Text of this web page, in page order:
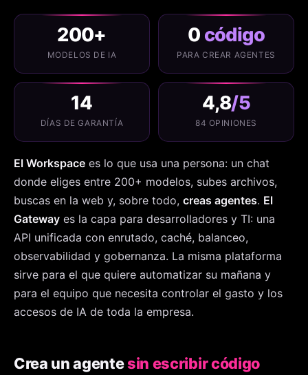
200+
MODELOS DE IA
0 código
PARA CREAR AGENTES
14
DÍAS DE GARANTÍA
4,8/5
84 OPINIONES
El Workspace es lo que usa una persona: un chat
donde eliges entre 200+ modelos, subes archivos,
buscas en la web y, sobre todo, creas agentes. El
Gateway es la capa para desarrolladores y TI: una
API unificada con enrutado, caché, balanceo,
observabilidad y gobernanza. La misma plataforma
sirve para el que quiere automatizar su mañana y
para el equipo que necesita controlar el gasto y los
accesos de IA de toda la empresa.
Crea un agentesin escribir código